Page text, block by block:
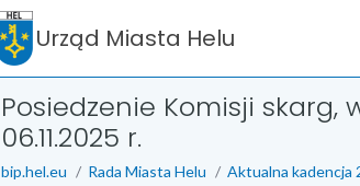
Urząd Miasta Helu
Posiedzenie Komisji skarg,
06.11.2025 r.
bip.hel.eu Rada Miasta Helu Aktualna kadencja